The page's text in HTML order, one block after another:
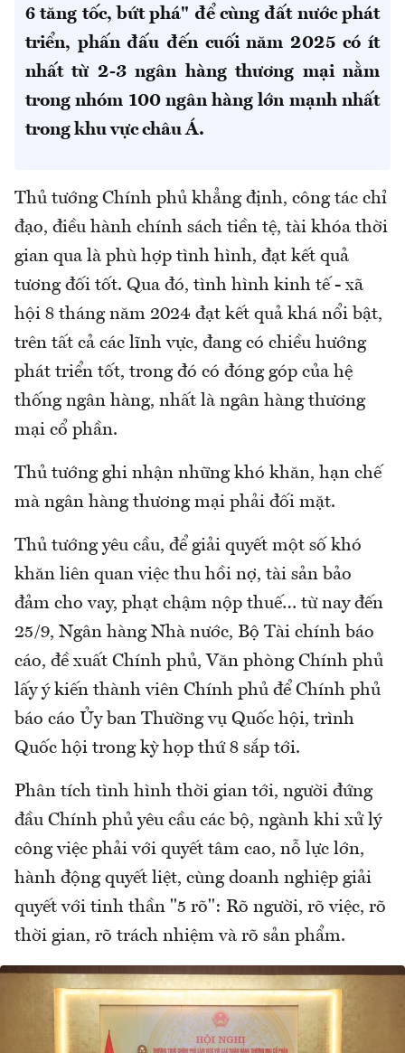
6 tăng tốc, bứt phá" để cùng đất nước phát
triển, phấn đấu đến cuối năm 2025 có ít
nhất từ 2-3 ngân hàng thương mại nằm
trong nhóm 100 ngân hàng lớn mạnh nhất
trong khu vực châu Á.
Thủ tướng Chính phủ khẳng định, công tác chỉ
đạo, điều hành chính sách tiền tệ, tài khóa thời
gian qua là phù hợp tình hình, đạt kết quả
tương đối tốt. Qua đó, tình hình kinh tế - xã
hội 8 tháng năm 2024 đạt kết quả khá nổi bật,
trên tất cả các lĩnh vực, đang có chiều hướng
phát triển tốt, trong đó có đóng góp của hệ
thống ngân hàng, nhất là ngân hàng thương
mại cổ phần.
Thủ tướng ghi nhận những khó khăn, hạn chế
mà ngân hàng thương mại phải đối mặt.
Thủ tướng yêu cầu, để giải quyết một số khó
khăn liên quan việc thu hồi nợ, tài sản bảo
đảm cho vay, phạt chậm nộp thuế… từ nay đến
25/9, Ngân hàng Nhà nước, Bộ Tài chính báo
cáo, đề xuất Chính phủ, Văn phòng Chính phủ
lấy ý kiến thành viên Chính phủ để Chính phủ
báo cáo Ủy ban Thường vụ Quốc hội, trình
Quốc hội trong kỳ họp thứ 8 sắp tới.
Phân tích tình hình thời gian tới, người đứng
đầu Chính phủ yêu cầu các bộ, ngành khi xử lý
công việc phải với quyết tâm cao, nỗ lực lớn,
hành động quyết liệt, cùng doanh nghiệp giải
quyết với tinh thần "5 rõ": Rõ người, rõ việc, rõ
thời gian, rõ trách nhiệm và rõ sản phẩm.